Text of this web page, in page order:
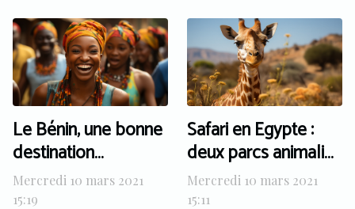
Le Bénin, une bonne
destination
touristique en 2021 ?
Mercredi 10 mars 2021
15:19
Safari en Egypte :
deux parcs animalier
à ne pas manquer
Mercredi 10 mars 2021
15:11